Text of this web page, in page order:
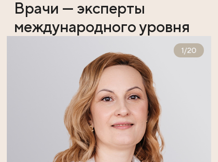
Врачи — эксперты
международного уровня
1/20